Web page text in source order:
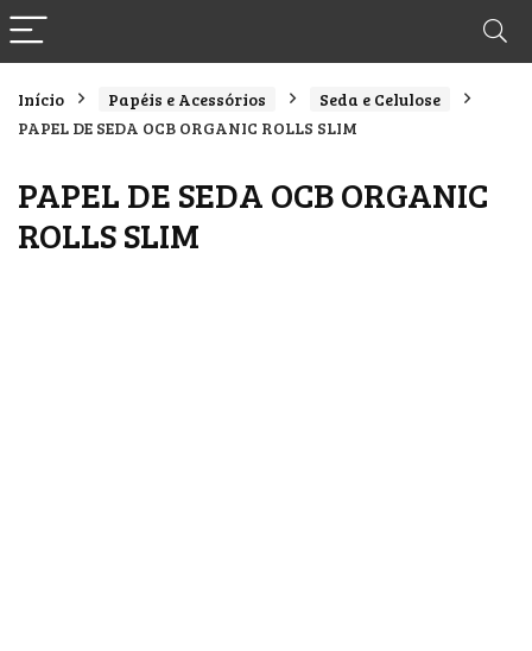
Início Papéis e Acessórios
Seda e Celulose
PAPEL DE SEDA OCB ORGANIC ROLLS SLIM
PAPEL DE SEDA OCB ORGANIC
ROLLS SLIM